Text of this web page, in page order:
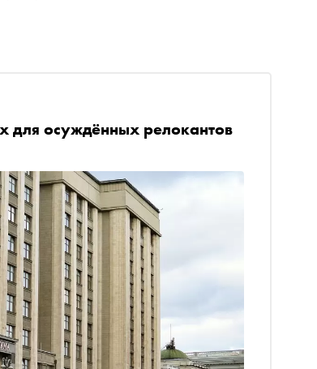
для осуждённых релокантов